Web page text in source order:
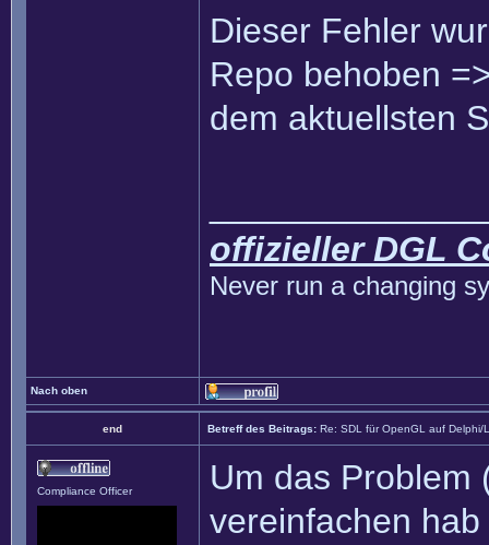
Dieser Fehler
Repo behoben
dem aktuellsten
offizieller DGL
Never run a changing
Nach oben
end Betreff des Beitrags: Re: SDL für OpenGL auf Delphi/
Compliance Officer
Um das Problem
vereinfachen